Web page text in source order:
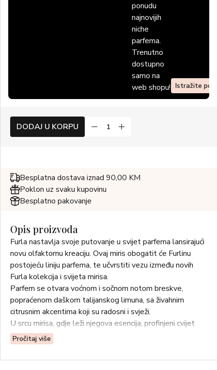
ponudu
najnovijih
niche
parfema.
Trenutno
dostupno
samo na
web shopu! Istražite
DODAJ U KORPU
Besplatna dostava iznad 90,00 KM
Poklon uz svaku kupovinu
Besplatno pakovanje
Opis proizvoda
Furla nastavlja svoje putovanje u svijet parfema lansirajući
novu olfaktornu kreaciju. Ovaj miris obogatit će Furlinu
postojeću liniju parfema, te učvrstiti vezu između novih
Furla kolekcija i svijeta mirisa.
Parfem se otvara voćnom i sočnom notom breskve,
popraćenom daškom talijanskog limuna, sa živahnim
citrusnim akcentima koji su radosni i svježi.
U srcu mirisa, gdje leži njegova esencija, profinjeni cvijet
karanfila dodaje skladne tople, slatke i ugodne note. Uz
nju, poezija ruže Centifolia, s mednim nijansama, odiše
bojom i dubokim šarmom. Cijelu kompoziciju prožima čista
Pročitaj više